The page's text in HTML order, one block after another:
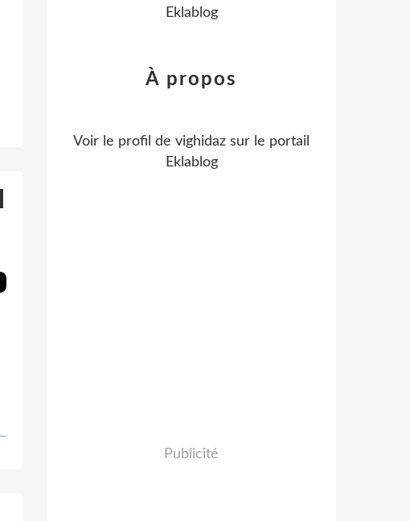
Eklablog
À propos
Voir le profil de vighidaz sur le portail
Eklablog
Publicité